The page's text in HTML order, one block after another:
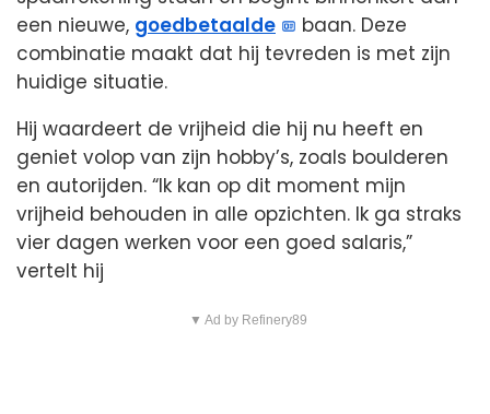
een nieuwe, goedbetaalde
baan. Deze
combinatie maakt dat hij tevreden is met zijn
huidige situatie.
Hij waardeert de vrijheid die hij nu heeft en
geniet volop van zijn hobby’s, zoals boulderen
en autorijden. “Ik kan op dit moment mijn
vrijheid behouden in alle opzichten. Ik ga straks
vier dagen werken voor een goed salaris,”
vertelt hij
▼ Ad by Refinery89